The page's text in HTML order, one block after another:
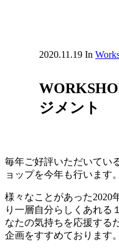
2020.11.19 In
ジメント
毎年ご好評いただいてい
ョップを今年も行います。
様々なことがあった2020
り一層自分らしくあれる
なたの気持ちを応援する
企画をすすめております。